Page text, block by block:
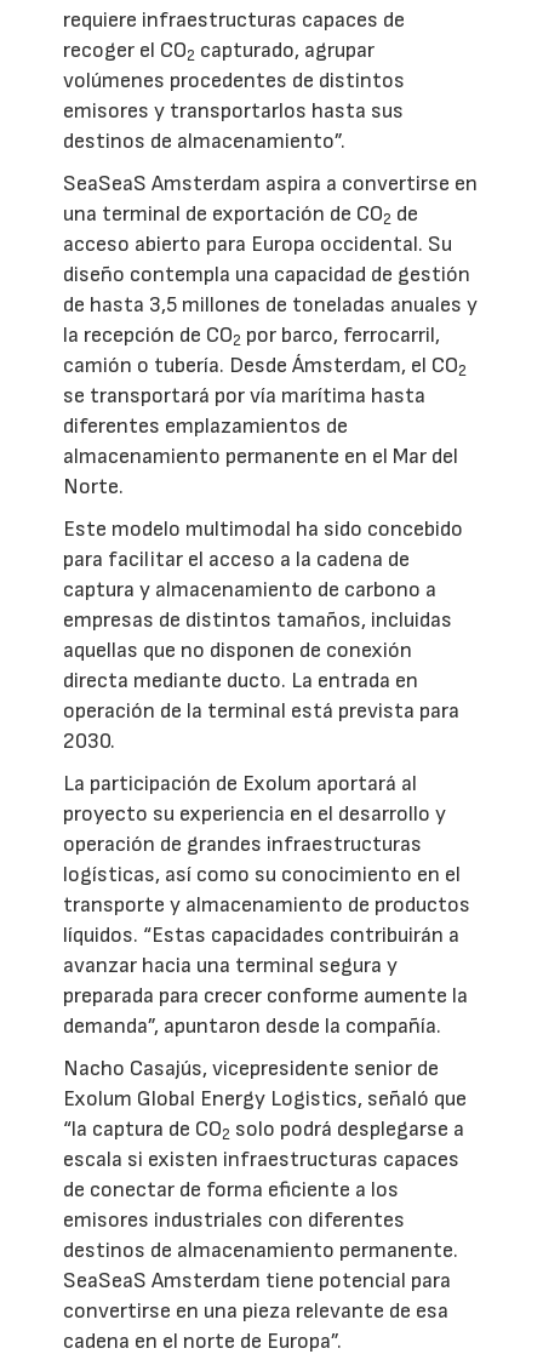
requiere infraestructuras capaces de
recoger el CO2 capturado, agrupar
volúmenes procedentes de distintos
emisores y transportarlos hasta sus
destinos de almacenamiento”.
SeaSeaS Amsterdam aspira a convertirse en
una terminal de exportación de CO2 de
acceso abierto para Europa occidental. Su
diseño contempla una capacidad de gestión
de hasta 3,5 millones de toneladas anuales y
la recepción de CO2 por barco, ferrocarril,
camión o tubería. Desde Ámsterdam, el CO2
se transportará por vía marítima hasta
diferentes emplazamientos de
almacenamiento permanente en el Mar del
Norte.
Este modelo multimodal ha sido concebido
para facilitar el acceso a la cadena de
captura y almacenamiento de carbono a
empresas de distintos tamaños, incluidas
aquellas que no disponen de conexión
directa mediante ducto. La entrada en
operación de la terminal está prevista para
2030.
La participación de Exolum aportará al
proyecto su experiencia en el desarrollo y
operación de grandes infraestructuras
logísticas, así como su conocimiento en el
transporte y almacenamiento de productos
líquidos. “Estas capacidades contribuirán a
avanzar hacia una terminal segura y
preparada para crecer conforme aumente la
demanda”, apuntaron desde la compañía.
Nacho Casajús, vicepresidente senior de
Exolum Global Energy Logistics, señaló que
“la captura de CO2 solo podrá desplegarse a
escala si existen infraestructuras capaces
de conectar de forma eficiente a los
emisores industriales con diferentes
destinos de almacenamiento permanente.
SeaSeaS Amsterdam tiene potencial para
convertirse en una pieza relevante de esa
cadena en el norte de Europa”.